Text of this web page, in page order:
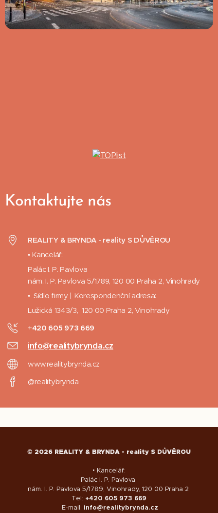
Kontaktujte nás
REALITY & BRYNDA - reality S DŮVĚROU
• Kancelář:
Palác I. P. Pavlova
nám. I. P. Pavlova 5/1789, 120 00 Praha 2, Vinohrady
• Sídlo firmy | Korespondenční adresa:
Lužická 1343/3, 120 00 Praha 2, Vinohrady
+420 605 973 669
info@realitybrynda.cz
www.realitybrynda.cz
@realitybrynda
© 2026 REALITY & BRYNDA - reality S DŮVĚROU
• Kancelář:
Palác I. P. Pavlova
nám. I. P. Pavlova 5/1789, Vinohrady, 120 00 Praha 2
Tel: +420 605 973 669
E-mail: info@realitybrynda.cz